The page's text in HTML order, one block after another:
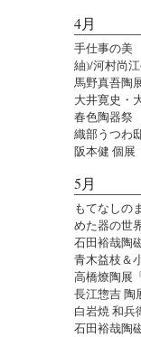
4月
手仕事の美
紬)/河村尚
馬野真吾陶
大井寛史・
春色陶器祭
織部うつわ
阪本健 個展
5月
もてなしの
めた器の世
石田裕哉陶
青木益枝＆
高橋燎陶展
長江惣吉 陶
白岩焼 和兵
石田裕哉陶